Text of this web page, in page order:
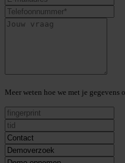
Meer weten hoe we met je gegevens